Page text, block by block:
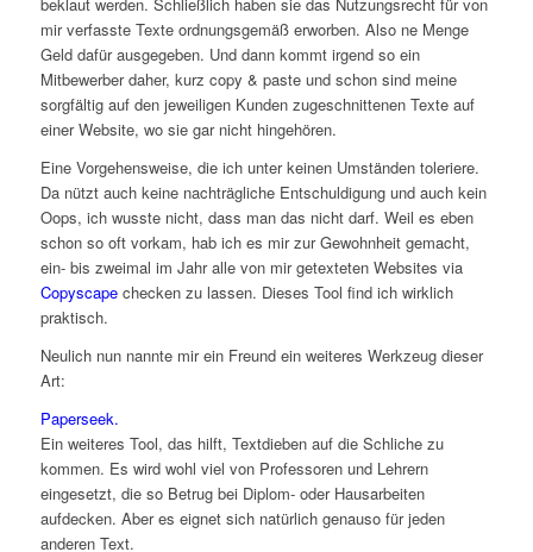
mir verfasste Texte ordnungsgemäß erworben. Also ne Menge
Geld dafür ausgegeben. Und dann kommt irgend so ein
Mitbewerber daher, kurz copy & paste und schon sind meine
sorgfältig auf den jeweiligen Kunden zugeschnittenen Texte auf
einer Website, wo sie gar nicht hingehören.
Eine Vorgehensweise, die ich unter keinen Umständen toleriere.
Da nützt auch keine nachträgliche Entschuldigung und auch kein
Oops, ich wusste nicht, dass man das nicht darf. Weil es eben
schon so oft vorkam, hab ich es mir zur Gewohnheit gemacht,
ein- bis zweimal im Jahr alle von mir getexteten Websites via
Copyscapechecken zu lassen. Dieses Tool find ich wirklich
praktisch.
Neulich nun nannte mir ein Freund ein weiteres Werkzeug dieser
Art:
Paperseek.
Ein weiteres Tool, das hilft, Textdieben auf die Schliche zu
kommen. Es wird wohl viel von Professoren und Lehrern
eingesetzt, die so Betrug bei Diplom- oder Hausarbeiten
aufdecken. Aber es eignet sich natürlich genauso für jeden
anderen Text.